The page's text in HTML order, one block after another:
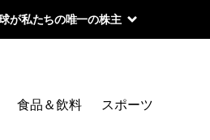
が私たちの唯一の株主
食品＆飲料 スポーツ